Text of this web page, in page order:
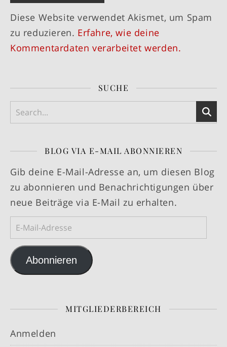
Diese Website verwendet Akismet, um Spam
zu reduzieren. Erfahre, wie deine
Kommentardaten verarbeitet werden.
SUCHE
BLOG VIA E-MAIL ABONNIEREN
Gib deine E-Mail-Adresse an, um diesen Blog
zu abonnieren und Benachrichtigungen über
neue Beiträge via E-Mail zu erhalten.
E-Mail-Adresse
Abonnieren
MITGLIEDERBEREICH
Anmelden